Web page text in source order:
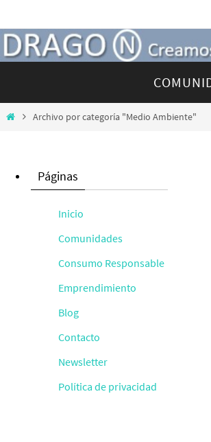
al
contenido
contenido
InicioArchivo por categoría "Medio Ambiente"
Páginas
Inicio
Comunidades
Consumo Responsable
Emprendimiento
Blog
Contacto
Newsletter
Política de privacidad